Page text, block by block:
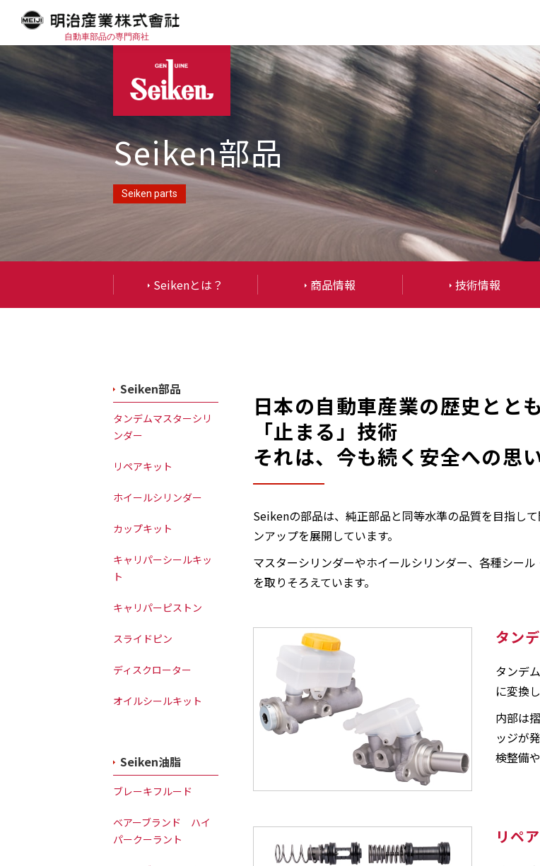
自動車部品の専門商社
Seiken部品
Seiken parts
Seikenとは？ 商品情報 技術情報
Seiken部品
タンデムマスターシリ
ンダー
リペアキット
ホイールシリンダー
カップキット
キャリパーシールキッ
ト
キャリパーピストン
スライドピン
ディスクローター
オイルシールキット
Seiken油脂
ブレーキフルード
ベアーブランド ハイ
パークーラント
日本の自動車産業の歴史とと
「止まる」技術⸺
それは、今も続く安全への思
Seikenの部品は、純正部品と同等水準の品質を目指し
ンアップを展開しています。
マスターシリンダーやホイールシリンダー、各種シー
を取りそろえています。
タン
タンデ
に変換
内部は
ッジが
検整備
リペ